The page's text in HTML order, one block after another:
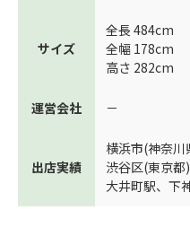
サイズ
全長 484cm
全幅 178cm
高さ 282cm
運営会社 －
出店実績
横浜市(神奈川
渋谷区(東京都)
大井町駅、 下